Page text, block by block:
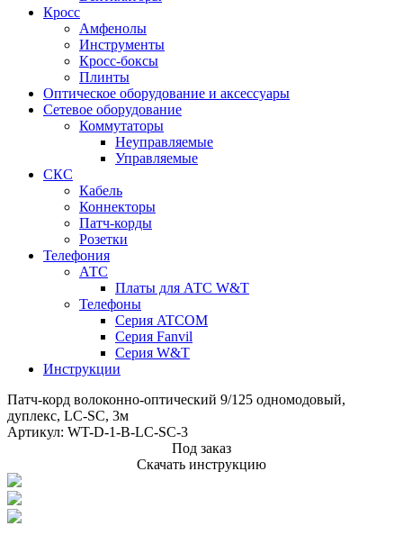
Кросс
Амфенолы
Инструменты
Кросс-боксы
Плинты
Оптическое оборудование и аксессуары
Сетевое оборудование
Коммутаторы
Неуправляемые
Управляемые
СКС
Кабель
Коннекторы
Патч-корды
Розетки
Телефония
АТС
Платы для АТС W&T
Телефоны
Серия ATCOM
Серия Fanvil
Серия W&T
Инструкции
Патч-корд волоконно-оптический 9/125 одномодовый,
дуплекс, LC-SC, 3м
Артикул: WT-D-1-B-LC-SC-3
Под заказ
Скачать инструкцию